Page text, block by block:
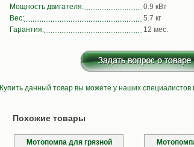
Мощность двигателя:
0.9 кВт
Вес:
5.7 кг
Гарантия:
12 мес.
Купить данный товар вы можете у наших
Похожие товары
Мотопомпа для грязной